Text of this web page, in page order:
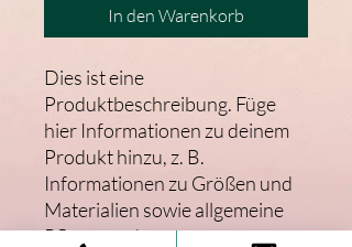
In den Warenkorb
Dies ist eine
Produktbeschreibung. Füge
hier Informationen zu deinem
Produkt hinzu, z. B.
Informationen zu Größen und
Materialien sowie allgemeine
Pflege- und